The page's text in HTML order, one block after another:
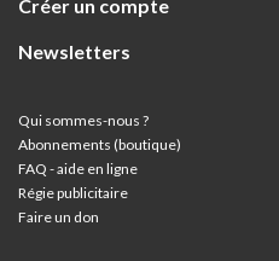
Créer un compte
Newsletters
Qui sommes-nous ?
Abonnements (boutique)
FAQ - aide en ligne
Régie publicitaire
Faire un don